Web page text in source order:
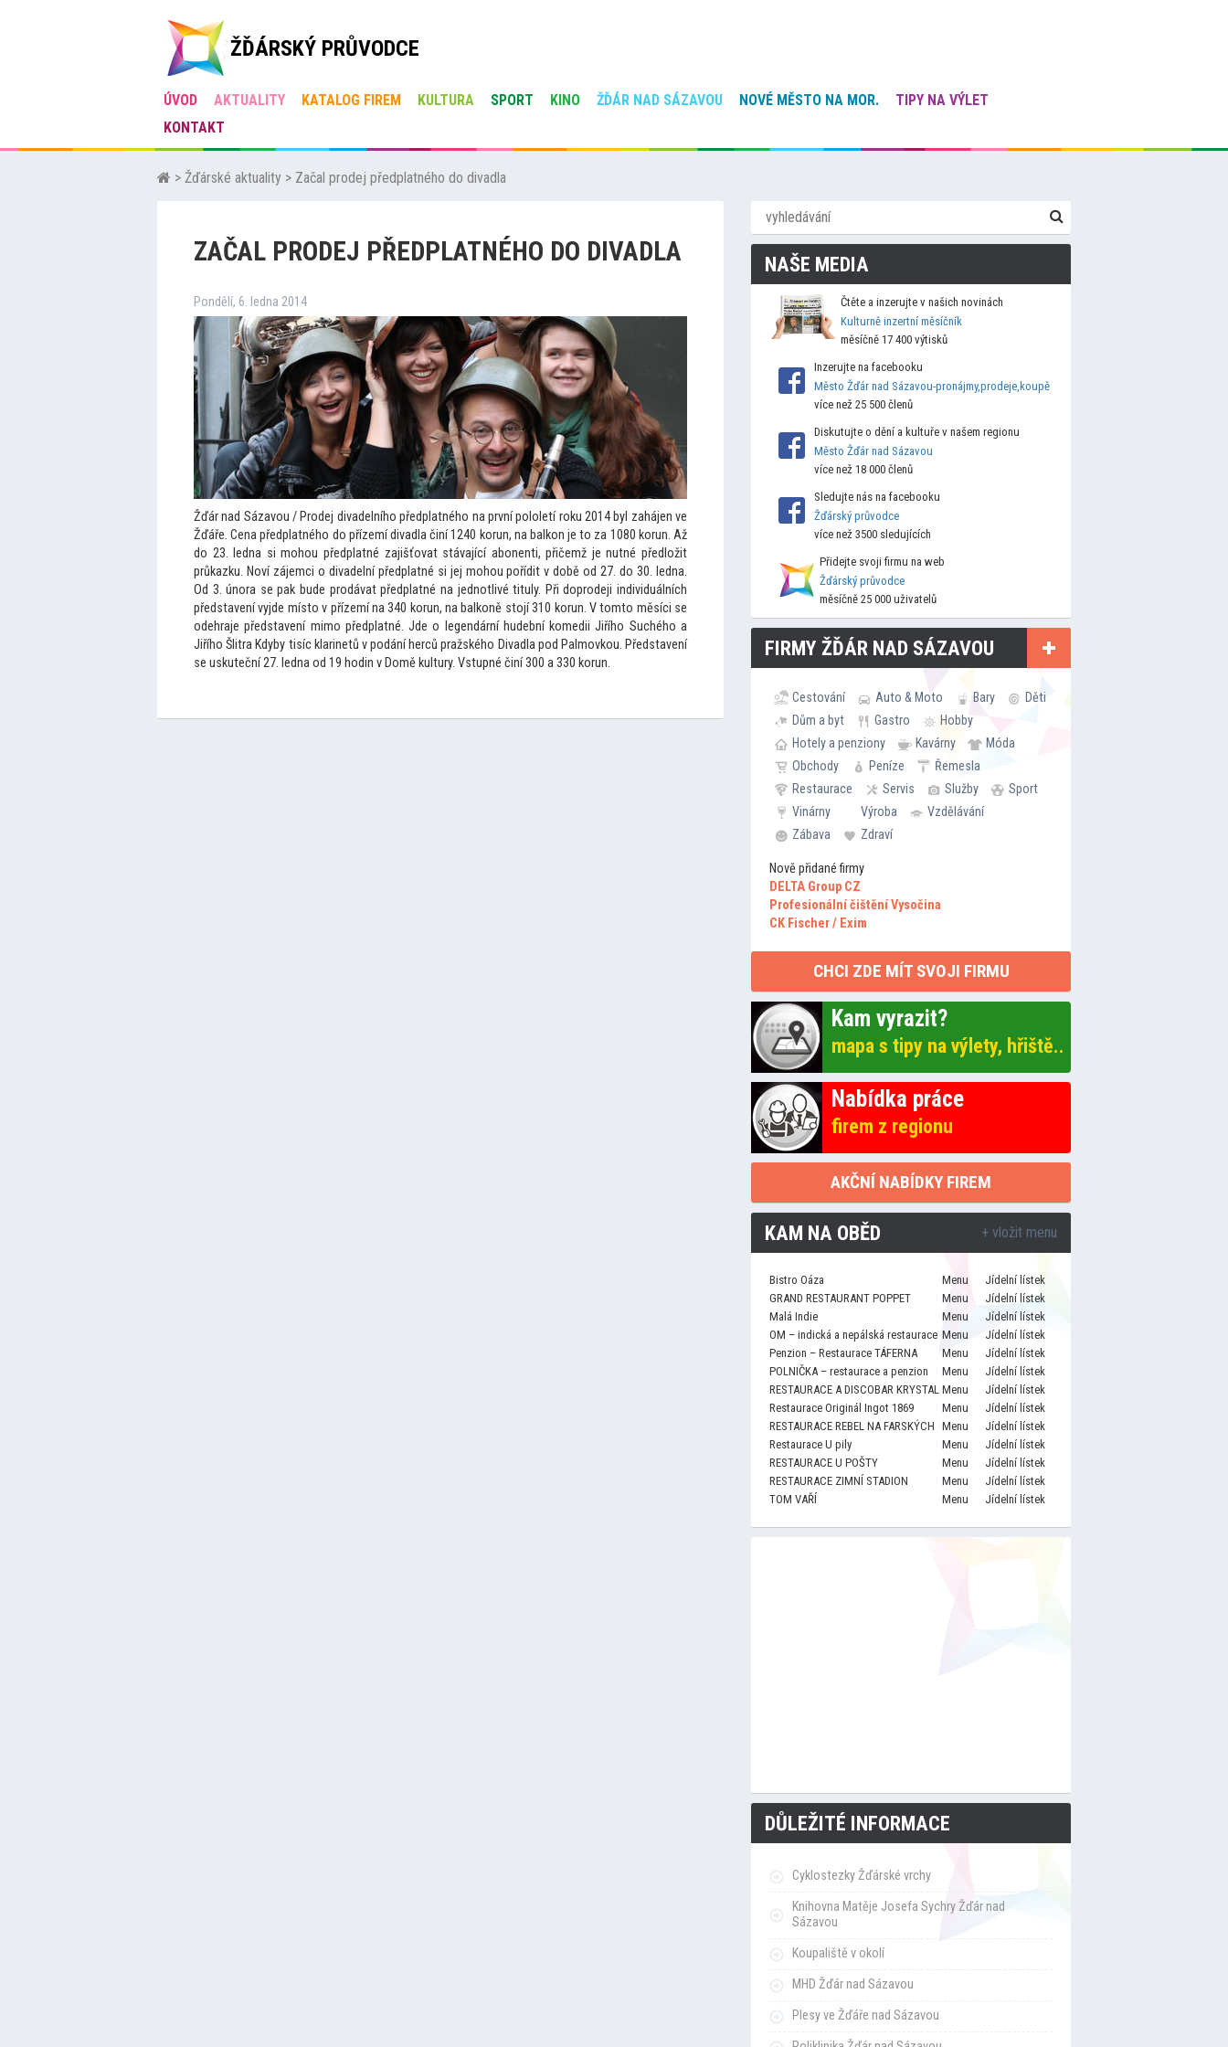
ŽĎÁRSKÝ PRŮVODCE
ÚVOD AKTUALITY KATALOG FIREM KULTURA SPORT KINO ŽĎÁR NAD SÁZAVOU NOVÉ MĚSTO NA MOR.
TIPY NA VÝLET
KONTAKT
> Žďárské aktuality > Začal prodej předplatného do divadla
ZAČAL PRODEJ PŘEDPLATNÉHO DO DIVADLA
Pondělí, 6. ledna 2014
Žďár nad Sázavou / Prodej divadelního předplatného na první pololetí roku 2014 byl zahájen ve
Žďáře. Cena předplatného do přízemí divadla činí 1240 korun, na balkon jeto za 1080 korun. Až
do 23. ledna si mohou předplatné zajišťovat stávající abonenti, přičemž je nutné předložit
průkazku. Noví zájemci o divadelní předplatné si jej mohou pořídit v době od 27. do 30. ledna.
Od 3. února se pak bude prodávat předplatné na jednotlivé tituly. Při doprodeji individuálních
představení vyjde místo v přízemí na 340 korun, na balkoně stojí 310 korun. Vtomto měsíci se
odehraje představení mimo předplatné. Jde o legendární hudební komedii Jiřího Suchého a
Jiřího Šlitra Kdyby tisíc klarinetů v podání herců pražského Divadla pod Palmovkou. Představení
se uskuteční 27. ledna od 19 hodin v Domě kultury. Vstupné činí 300 a 330 korun.
NAŠE MEDIA
Čtěte a inzerujte v našich novinách
Kulturně inzertní měsíčník
měsíčně 17 400 výtisků
Inzerujte na facebooku
Město Žďár nad Sázavou-pronájmy,prodeje,koupě
více než 25 500 členů
Diskutujte o dění a kultuře v našem regionu
Město Žďár nad Sázavou
více než 18 000 členů
Sledujte nás na facebooku
Žďárský průvodce
více než 3500 sledujících
Přidejte svoji firmu na web
Žďárský průvodce
měsíčně 25 000 uživatelů
FIRMY ŽĎÁR NAD SÁZAVOU
Cestování Auto & Moto Bary
Děti
Dům a byt
Gastro
Hobby
Hotely a penziony
Kavárny
Móda
Obchody
Peníze
Řemesla
Restaurace
Servis Služby
Sport
Vinárny
Výroba
Vzdělávání
Zábava
Zdraví
Nově přidané firmy
DELTA Group CZ
Profesionální čištění Vysočina
CK Fischer / Exim
CHCI ZDE MÍT SVOJI FIRMU
Kam vyrazit?
mapa s tipy na výlety, hřiště..
Nabídka práce
firem z regionu
AKČNÍ NABÍDKY FIREM
KAM NA OBĚD + vložit menu
Bistro Oáza Menu
Jídelní lístek
GRAND RESTAURANT POPPET
Menu
Jídelní lístek
Malá Indie
Menu
Jídelní lístek
OM – indická a nepálská restaurace Menu
Jídelní lístek
Penzion – Restaurace TÁFERNA
Menu
Jídelní lístek
POLNIČKA – restaurace a penzion
Menu
Jídelní lístek
RESTAURACE A DISCOBAR KRYSTAL Menu
Jídelní lístek
Restaurace Originál Ingot 1869
Menu
Jídelní lístek
RESTAURACE REBEL NA FARSKÝCH Menu
Jídelní lístek
Restaurace U pily
Menu
Jídelní lístek
RESTAURACE U POŠTY
Menu
Jídelní lístek
RESTAURACE ZIMNÍ STADION
Menu
Jídelní lístek
TOM VAŘÍ
Menu Jídelní lístek
DŮLEŽITÉ INFORMACE
Cyklostezky Žďárské vrchy
Knihovna Matěje Josefa Sychry Žďár nad
Sázavou
Koupaliště v okolí
MHD Žďár nad Sázavou
Plesy ve Žďáře nad Sázavou